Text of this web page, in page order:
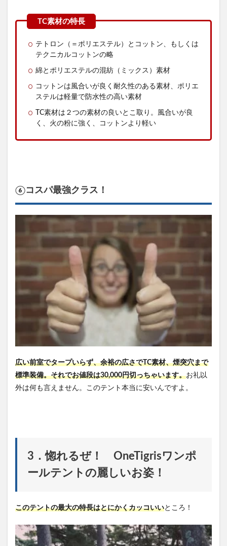
テトロン（＝ポリエステル）とコットン、もしくは
テクニカルコットンの略
綿とポリエステルの混紡（ミックス）素材
コットンは風合いが良く耐久性のある素材、ポリエ
ステルは軽量で防水性の高い素材
TC素材は２つの素材の良いとこ取り。風合いが良
く、火の粉に強く、コットンより軽い
⑥コスパ最強クラス！
広い前室でタープいらず、余裕の広さでTC素材、煙突穴まで
標準装備。それでお値段は30,000円切っちゃいます。お礼以
外は何も言えません。このテント本当に安いんですよ。
3．惚れるぜ！ OneTigrisワンポ
ールテントの麗しいお姿！
このテントの最大の特長はとにかくカッコいいところ！